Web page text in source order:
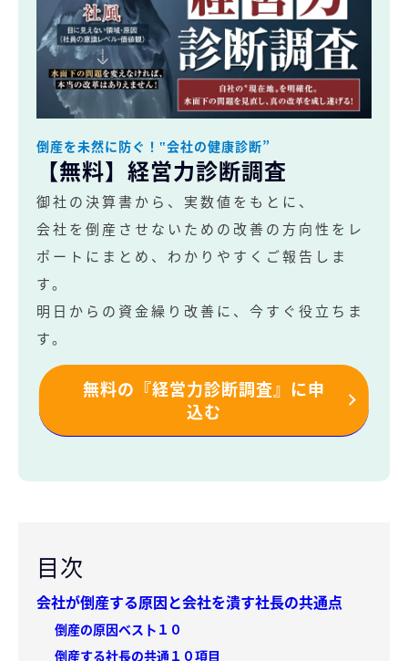
倒産を未然に防ぐ！‟会社の健康診断”
【無料】経営力診断調査
御社の決算書から、実数値をもとに、
会社を倒産させないための改善の方向性をレ
ポートにまとめ、わかりやすくご報告しま
す。
明日からの資金繰り改善に、今すぐ役立ちま
す。
無料の『経営力診断調査』に申
込む
目次
会社が倒産する原因と会社を潰す社長の共通点
倒産の原因ベス卜１０
倒産する社長の共通１０項目